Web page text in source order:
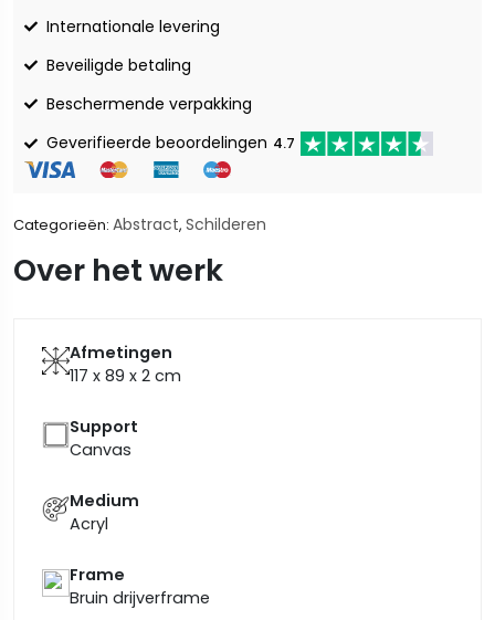
Internationale levering
Beveiligde betaling
Beschermende verpakking
Geverifieerde beoordelingen 4.7
Categorieën: Abstract, Schilderen
Over het werk
Afmetingen
117 x 89 x 2 cm
Support
Canvas
Medium
Acryl
Frame
Bruin drijverframe